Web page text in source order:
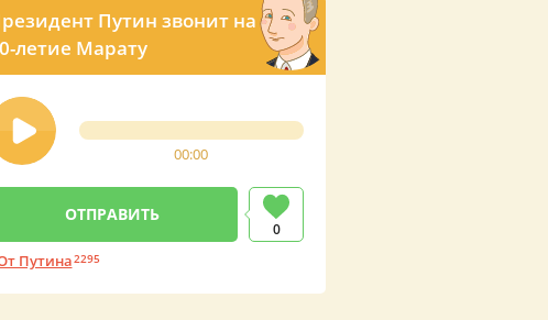
Путин звонит на
летие Марату
00:00
0
Путина2295